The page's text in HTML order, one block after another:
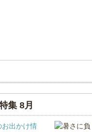
集 8月
出かけ情